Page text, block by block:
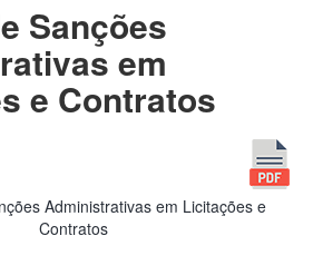
Sanções
em
e Contratos